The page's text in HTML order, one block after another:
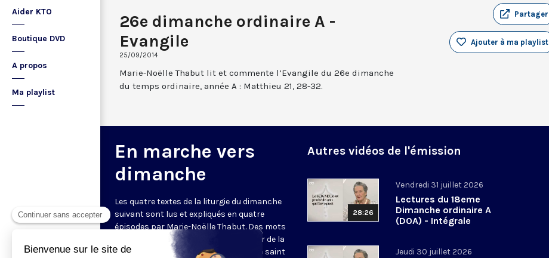
Aider KTO
Boutique DVD
A propos
Ma playlist
26e dimanche ordinaire A -
Evangile
25/09/2014
Partager
Ajouter à ma playlist
Marie-Noëlle Thabut lit et commente l’Evangile du 26e dimanche
du temps ordinaire, année A : Matthieu 21, 28-32.
En marche vers
dimanche
Les quatre textes de la liturgie du dimanche
suivant sont lus et expliqués en quatre
épisodes par Marie-Noëlle Thabut. Des mots
simples et lumineux pour aller au cœur de la
Révélation biblique, entrer dans ce que saint
Autres vidéos de l'émission
28:26
Vendredi 31 juillet 2026
Lectures du 18eme
Dimanche ordinaire A
(DOA) - Intégrale
Jeudi 30 juillet 2026